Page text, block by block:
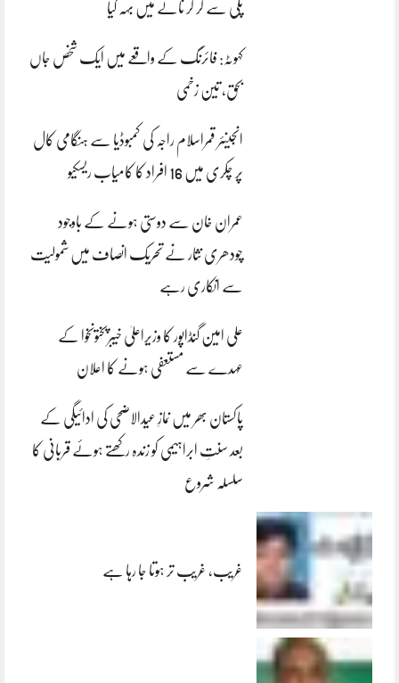
پلی سے گر کر نالے میں بہہ گیا
کہوٹہ: فائرنگ کے واقعے میں ایک شخص جاں
بحق، تین زخمی
انجینئر قمراسلام راجہ کی کمبوڈیا سے ہنگامی کال
پر چکری میں 16 افراد کا کامیاب ریسکیو
عمران خان سے دوستی ہونے کے باوجود
چودھری نثار نے تحریک انصاف میں شمولیت
سے انکاری رہے
علی امین گنڈاپور کا وزیراعلیٰ خیبرپختونخوا کے
عہدے سے مستعفی ہونے کا اعلان
پاکستان بھر میں نمازِ عیدالاضحی کی ادائیگی کے
بعد سنتِ ابراہیمی کو زندہ رکھتے ہوئے قربانی کا
سلسلہ شروع
غریب، غریب تر ہوتا جا رہا ہے